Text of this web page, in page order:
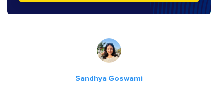
Sandhya Goswami